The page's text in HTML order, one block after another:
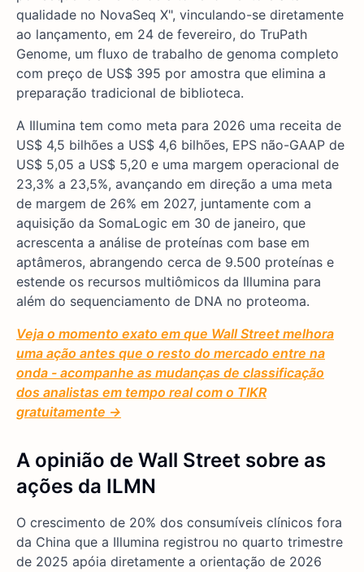
qualidade no NovaSeq X", vinculando-se diretamente
ao lançamento, em 24 de fevereiro, do TruPath
Genome, um fluxo de trabalho de genoma completo
com preço de US$ 395 por amostra que elimina a
preparação tradicional de biblioteca.
A Illumina tem como meta para 2026 uma receita de
US$ 4,5 bilhões a US$ 4,6 bilhões, EPS não-GAAP de
US$ 5,05 a US$ 5,20 e uma margem operacional de
23,3% a 23,5%, avançando em direção a uma meta
de margem de 26% em 2027, juntamente com a
aquisição da SomaLogic em 30 de janeiro, que
acrescenta a análise de proteínas com base em
aptâmeros, abrangendo cerca de 9.500 proteínas e
estende os recursos multiômicos da Illumina para
além do sequenciamento de DNA no proteoma.
Veja o momento exato em que Wall Street melhora
uma ação antes que o resto do mercado entre na
onda - acompanhe as mudanças de classificação
dos analistas em tempo real com o TIKR
gratuitamente →
A opinião de Wall Street sobre as
ações da ILMN
O crescimento de 20% dos consumíveis clínicos fora
da China que a Illumina registrou no quarto trimestre
de 2025 apóia diretamente a orientação de 2026